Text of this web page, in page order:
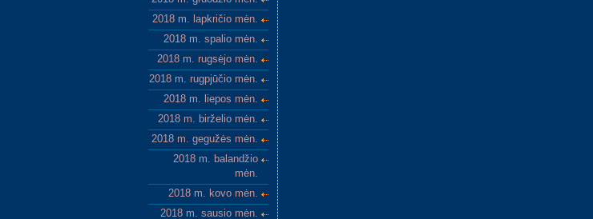
2018 m. lapkričio mėn.
2018 m. spalio mėn.
2018 m. rugsėjo mėn.
2018 m. rugpjūčio mėn.
2018 m. liepos mėn.
2018 m. birželio mėn.
2018 m. gegužės mėn.
2018 m. balandžio
mėn.
2018 m. kovo mėn.
2018 m. sausio mėn.